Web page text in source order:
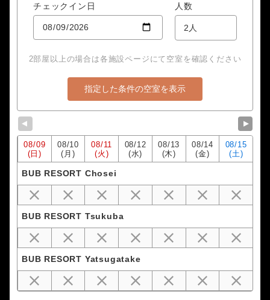
チェックイン日 人数
2部屋以上の場合は各施設ページにて空室を確認ください
▼ ▼
08/09
(日)
08/10
(月)
08/11
(火)
08/12
(水)
08/13
(木)
08/14
(金)
08/15
(土)
BUB RESORT Chosei
BUB RESORT Tsukuba
BUB RESORT Yatsugatake